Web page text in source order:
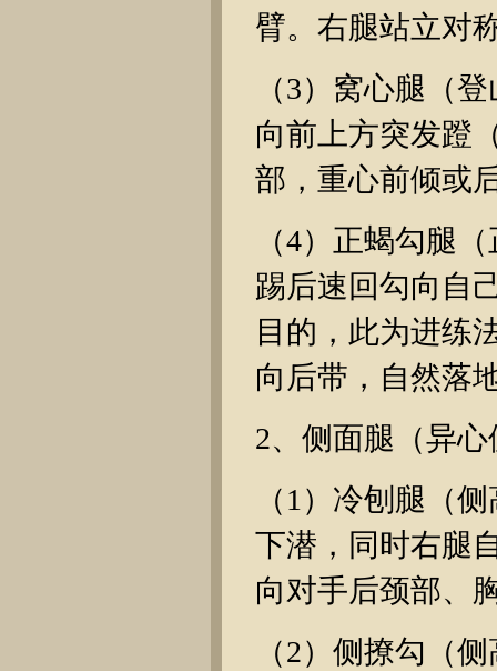
臂。右腿站立对
（3）窝心腿（
向前上方突发蹬
部，重心前倾或
（4）正蝎勾腿
踢后速回勾向自
目的，此为进练
向后带，自然落
2、侧面腿（异
（1）冷刨腿（
下潜，同时右腿
向对手后颈部、
（2）侧撩勾（